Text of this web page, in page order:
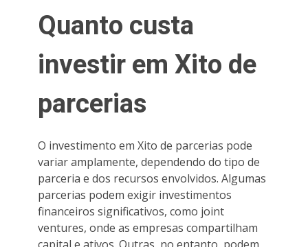
Quanto custa
investir em Xito de
parcerias
O investimento em Xito de parcerias pode
variar amplamente, dependendo do tipo de
parceria e dos recursos envolvidos. Algumas
parcerias podem exigir investimentos
financeiros significativos, como joint
ventures, onde as empresas compartilham